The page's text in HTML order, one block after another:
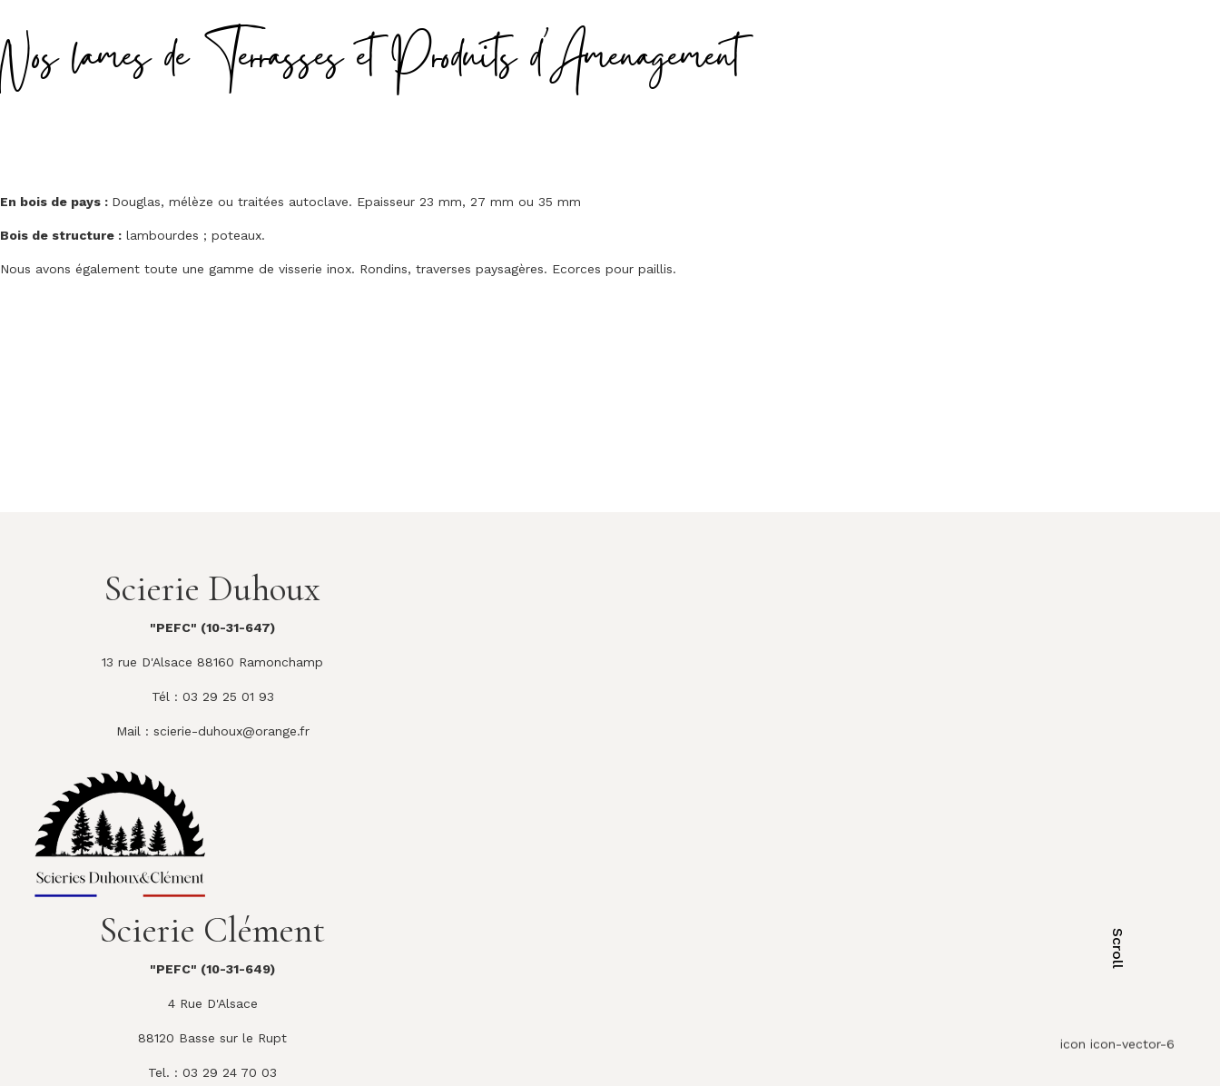
Scroll
icon icon-vector-6
Nos lames de Terrasses et Produits d'Amenagement
En bois de pays : Douglas, mélèze ou traitées autoclave. Epaisseur 23 mm, 27 mm ou 35 mm
Bois de structure : lambourdes ; poteaux.
Nous avons également toute une gamme de visserie inox. Rondins, traverses paysagères. Ecorces pour paillis.
Scierie Duhoux
"PEFC" (10-31-647)
13 rue D'Alsace 88160 Ramonchamp
Tél : 03 29 25 01 93
Mail : scierie-duhoux@orange.fr
Scierie Clément
"PEFC" (10-31-649)
4 Rue D'Alsace
88120 Basse sur le Rupt
Tel. : 03 29 24 70 03